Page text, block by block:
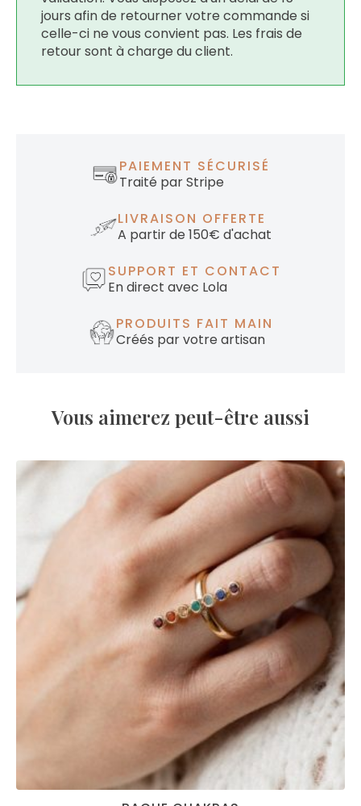
jours afin de retourner votre commande si
celle-ci ne vous convient pas. Les frais de
retour sont à charge du client.
PAIEMENT SÉCURISÉ
Traité par Stripe
LIVRAISON OFFERTE
A partir de 150€ d'achat
SUPPORT ET CONTACT
En direct avec Lola
PRODUITS FAIT MAIN
Créés par votre artisan
Vous aimerez peut-être aussi